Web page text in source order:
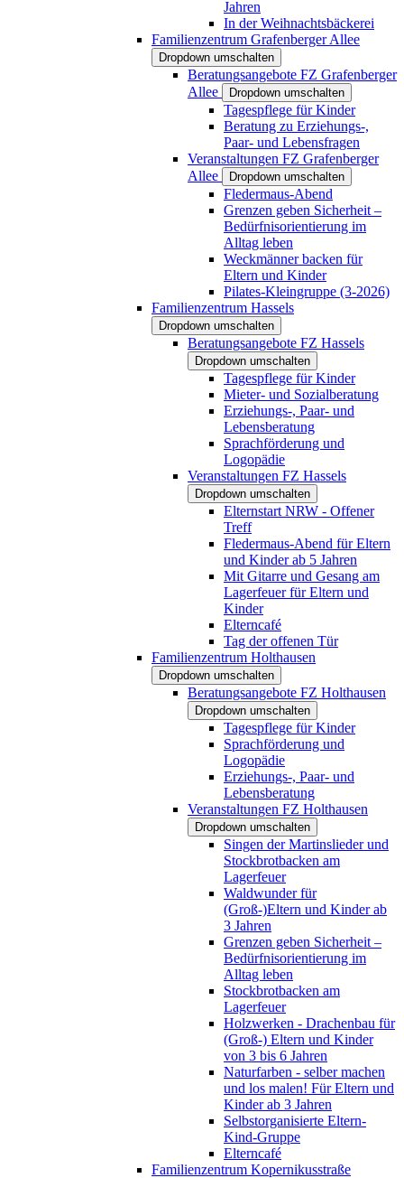
Jahren
In der Weihnachtsbäckerei
Familienzentrum Grafenberger Allee
Dropdown umschalten
Beratungsangebote FZ Grafenberger
Allee
Dropdown umschalten
Tagespflege für Kinder
Beratung zu Erziehungs-,
Paar- und Lebensfragen
Veranstaltungen FZ Grafenberger
Allee
Dropdown umschalten
Fledermaus-Abend
Grenzen geben Sicherheit –
Bedürfnisorientierung im
Alltag leben
Weckmänner backen für
Eltern und Kinder
Pilates-Kleingruppe (3-2026)
Familienzentrum Hassels
Dropdown umschalten
Beratungsangebote FZ Hassels
Dropdown umschalten
Tagespflege für Kinder
Mieter- und Sozialberatung
Erziehungs-, Paar- und
Lebensberatung
Sprachförderung und
Logopädie
Veranstaltungen FZ Hassels
Dropdown umschalten
Elternstart NRW - Offener
Treff
Fledermaus-Abend für Eltern
und Kinder ab 5 Jahren
Mit Gitarre und Gesang am
Lagerfeuer für Eltern und
Kinder
Elterncafé
Tag der offenen Tür
Familienzentrum Holthausen
Dropdown umschalten
Beratungsangebote FZ Holthausen
Dropdown umschalten
Tagespflege für Kinder
Sprachförderung und
Logopädie
Erziehungs-, Paar- und
Lebensberatung
Veranstaltungen FZ Holthausen
Dropdown umschalten
Singen der Martinslieder und
Stockbrotbacken am
Lagerfeuer
Waldwunder für
(Groß-)Eltern und Kinder ab
3 Jahren
Grenzen geben Sicherheit –
Bedürfnisorientierung im
Alltag leben
Stockbrotbacken am
Lagerfeuer
Holzwerken - Drachenbau für
(Groß-) Eltern und Kinder
von 3 bis 6 Jahren
Naturfarben - selber machen
und los malen! Für Eltern und
Kinder ab 3 Jahren
Selbstorganisierte Eltern-
Kind-Gruppe
Elterncafé
Familienzentrum Kopernikusstraße